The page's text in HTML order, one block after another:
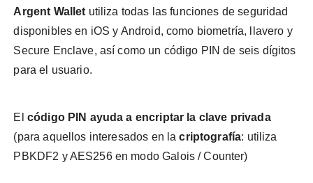
Argent Wallet utiliza todas las funciones de seguridad
disponibles en iOS y Android, como biometría, llavero y
Secure Enclave, así como un código PIN de seis dígitos
para el usuario.
El código PIN ayuda a encriptar la clave privada
(para aquellos interesados ​​en lacriptografía: utiliza
PBKDF2 y AES256 en modo Galois / Counter)